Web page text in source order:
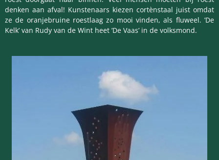
denken aan afval! Kunstenaars kiezen cortènstaal juist omdat
ze de oranjebruine roestlaag zo mooi vinden, als fluweel. ’De
Kelk’ van Rudy van de Wint heet ’De Vaas’ in de volksmond.